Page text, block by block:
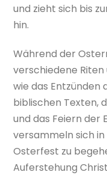
und zieht sich bis
hin.
Während der
verschiedene
wie das Entzünden
biblischen Texten,
und das Feiern der
versammeln sich
Osterfest zu
Auferstehung